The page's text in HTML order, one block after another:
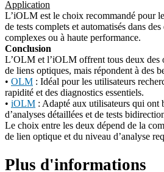
Application
L’iOLM est le choix recommandé pour
de tests complets et automatisés dans
complexes ou à haute performance.
Conclusion
L’OLM et l’iOLM offrent tous deux des
de liens optiques, mais répondent à des
• OLM : Idéal pour les utilisateurs
rapidité et des diagnostics essentiels.
• iOLM : Adapté aux utilisateurs qui ont
d’analyses détaillées et de tests
Le choix entre les deux dépend de la
de lien optique et du niveau d’analyse
Plus d'informations